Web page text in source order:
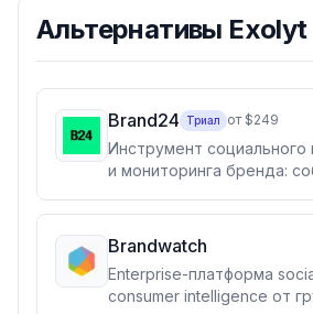
Альтернативы Exolyt
Brand24 Триал от $249
Инструмент социального
и мониторинга бренда:
соцсетей, новостей,
форумов — в реальном
анализом тональности,
отчётами. Для
агентств.
Brandwatch
Enterprise-платформа
consumer intelligence от